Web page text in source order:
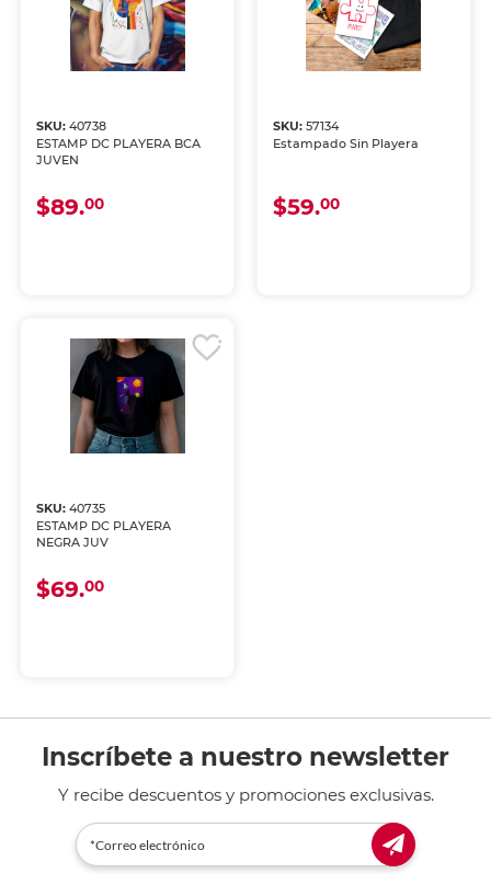
SKU:40738
ESTAMP DC PLAYERA BCA
JUVEN
$89.00
SKU: 57134
Estampado Sin Playera
$59.00
SKU:40735
ESTAMP DC PLAYERA
NEGRA JUV
$69.00
Inscríbete a nuestro newsletter
Y recibe descuentos y promociones exclusivas.